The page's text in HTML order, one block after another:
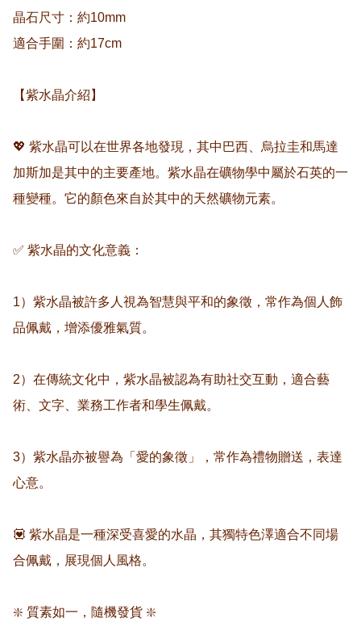
晶石尺寸：約10mm
適合手圍：約17cm
【紫水晶介紹】
💖 紫水晶可以在世界各地發現，其中巴西、烏拉圭和馬達
加斯加是其中的主要產地。紫水晶在礦物學中屬於石英的一
種變種。它的顏色來自於其中的天然礦物元素。
✅ 紫水晶的文化意義：
1）紫水晶被許多人視為智慧與平和的象徵，常作為個人飾
品佩戴，增添優雅氣質。
2）在傳統文化中，紫水晶被認為有助社交互動，適合藝
術、文字、業務工作者和學生佩戴。
3）紫水晶亦被譽為「愛的象徵」，常作為禮物贈送，表達
心意。
💟 紫水晶是一種深受喜愛的水晶，其獨特色澤適合不同場
合佩戴，展現個人風格。
❇️ 質素如一，隨機發貨 ❇️